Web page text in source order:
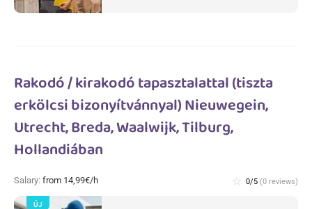
Rakodó / kirakodó tapasztalattal (tiszta
erkölcsi bizonyítvánnyal) Nieuwegein,
Utrecht, Breda, Waalwijk, Tilburg,
Hollandiában
Salary: from 14,99€/h star_border 0/5 (0 reviews)
ÚJ